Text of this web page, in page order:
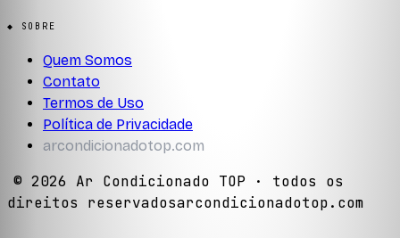
◆ SOBRE
Quem Somos
Contato
Termos de Uso
Política de Privacidade
arcondicionadotop.com
© 2026 Ar Condicionado TOP · todos os
direitos reservadosarcondicionadotop.com